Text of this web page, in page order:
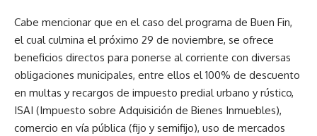
Cabe mencionar que en el caso del programa de Buen Fin,
el cual culmina el próximo 29 de noviembre, se ofrece
beneficios directos para ponerse al corriente con diversas
obligaciones municipales, entre ellos el 100% de descuento
en multas y recargos de impuesto predial urbano y rústico,
ISAI (Impuesto sobre Adquisición de Bienes Inmuebles),
comercio en vía pública (fijo y semifijo), uso de mercados